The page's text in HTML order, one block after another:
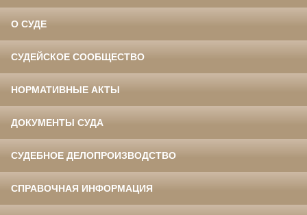
О СУДЕ
СУДЕЙСКОЕ СООБЩЕСТВО
НОРМАТИВНЫЕ АКТЫ
ДОКУМЕНТЫ СУДА
СУДЕБНОЕ ДЕЛОПРОИЗВОДСТВО
СПРАВОЧНАЯ ИНФОРМАЦИЯ